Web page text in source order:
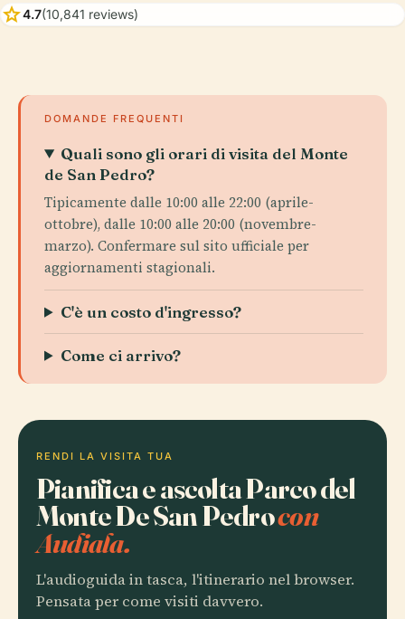
star4.7(10,841 reviews)
DOMANDE FREQUENTI
Quali sono gli orari di visita del Monte
de San Pedro?
Tipicamente dalle 10:00 alle 22:00 (aprile-
ottobre), dalle 10:00 alle 20:00 (novembre-
marzo). Confermare sul sito ufficiale per
aggiornamenti stagionali.
C'è un costo d'ingresso?
Come ci arrivo?
RENDI LA VISITA TUA
Pianifica e ascolta Parco del
Monte De San Pedrocon
Audiala.
L'audioguida in tasca, l'itinerario nel browser.
Pensata per come visiti davvero.